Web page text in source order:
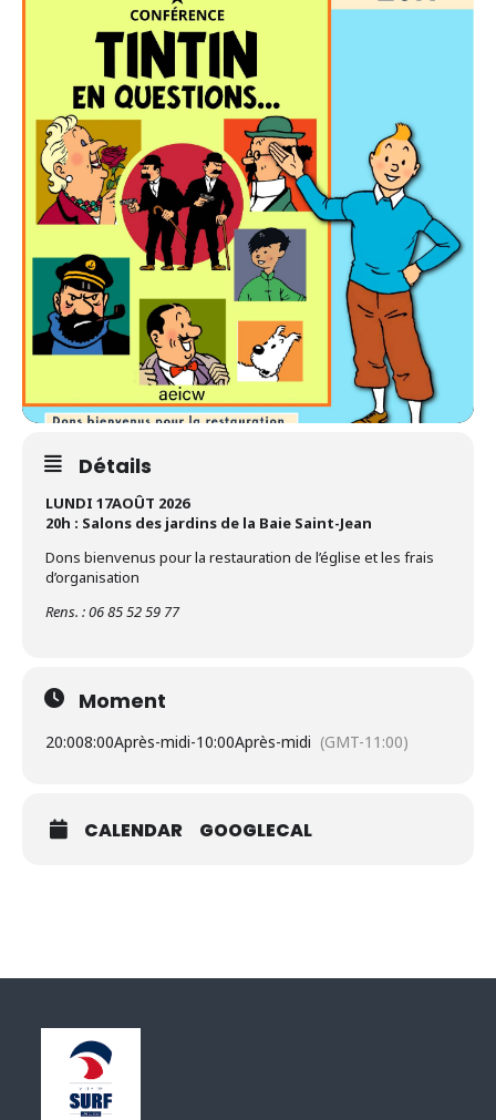
Détails
LUNDI 17AOÛT 2026
20h : Salons des jardins de la Baie Saint-Jean
Dons bienvenus pour la restauration de l’église et les frais
d’organisation
Rens. : 06 85 52 59 77
Moment
20:008:00Après-midi-10:00Après-midi (GMT-11:00)
CALENDAR GOOGLECAL